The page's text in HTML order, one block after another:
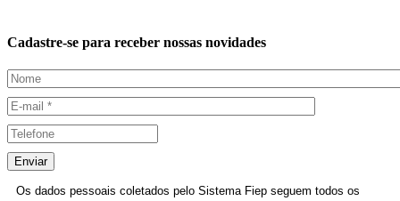
Cadastre-se para receber nossas novidades
Enviar
Os dados pessoais coletados pelo Sistema Fiep seguem todos os